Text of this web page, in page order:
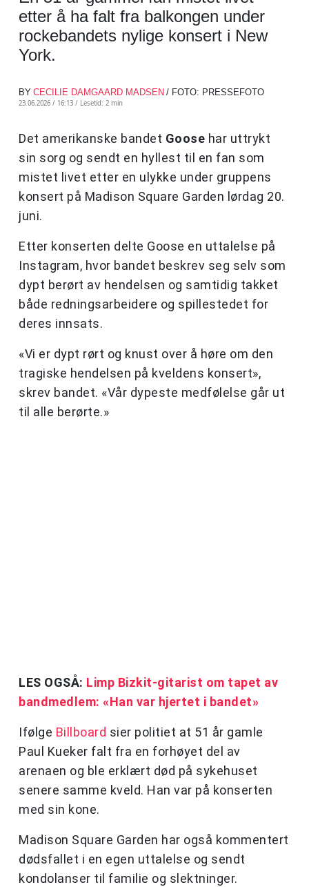
etter å ha falt fra balkongen under
rockebandets nylige konsert i New
York.
BY CECILIE DAMGAARD MADSEN / FOTO: PRESSEFOTO
23.06.2026 / 16:13 / Lesetid: 2 min
Det amerikanske bandet Goose har uttrykt
sin sorg og sendt en hyllest til en fan som
mistet livet etter en ulykke under gruppens
konsert på Madison Square Garden lørdag 20.
juni.
Etter konserten delte Goose en uttalelse på
Instagram, hvor bandet beskrev seg selv som
dypt berørt av hendelsen og samtidig takket
både redningsarbeidere og spillestedet for
deres innsats.
«Vi er dypt rørt og knust over å høre om den
tragiske hendelsen på kveldens konsert»,
skrev bandet. «Vår dypeste medfølelse går ut
til alle berørte.»
LES OGSÅ: Limp Bizkit-gitarist om tapet av
bandmedlem: «Han var hjertet i bandet»
Ifølge Billboard sier politiet at 51 år gamle
Paul Kueker falt fra en forhøyet del av
arenaen og ble erklært død på sykehuset
senere samme kveld. Han var på konserten
med sin kone.
Madison Square Garden har også kommentert
dødsfallet i en egen uttalelse og sendt
kondolanser til familie og slektninger.